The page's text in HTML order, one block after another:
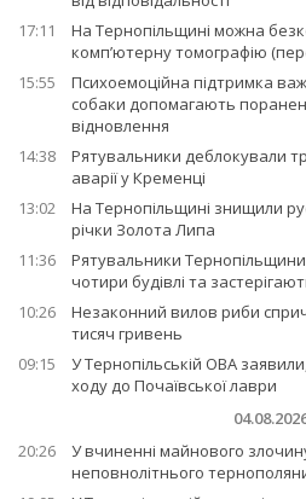
17:11
На Тернопільщині можна
комп’ютерну томографію
15:55
Психоемоційна підтримка
собаки допомагають
відновлення
14:38
Рятувальники деблокували
аварії у Кременці
13:02
На Тернопільщині знищили
річки Золота Липа
11:36
Рятувальники
чотири будівлі та
10:26
Незаконний вилов риби
тисяч гривень
09:15
У Тернопільській ОВА
ходу до Почаївської лаври
20:26
У вчиненні майнового
неповнолітнього